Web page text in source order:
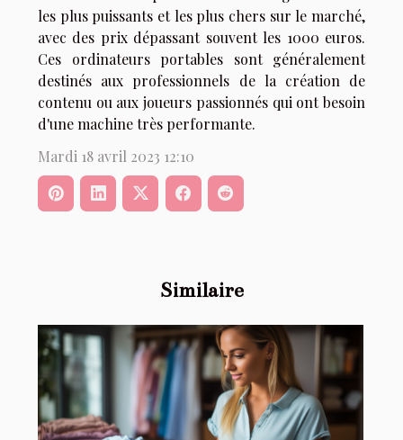
les plus puissants et les plus chers sur le marché,
avec des prix dépassant souvent les 1000 euros.
Ces ordinateurs portables sont généralement
destinés aux professionnels de la création de
contenu ou aux joueurs passionnés qui ont besoin
d'une machine très performante.
Mardi 18 avril 2023 12:10
Similaire